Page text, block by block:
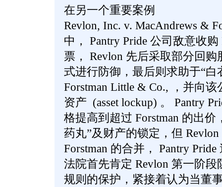
在另一个重要案例
Revlon, Inc. v. MacAndrews &
中， Pantry Pride 公司敌意收
票， Revlon 先后采取部分回购
式进行防御，最后则求助于“白
Forstman Little & Co., ，并向
资产 (asset lockup) 。 Pantry
格提高到超过 Forstman 的出价
药丸”及财产的锁定，但
Forstman 的合并， Pantry
法院首先肯定 Revlon 第一阶
规则的保护，紧接着认为当董